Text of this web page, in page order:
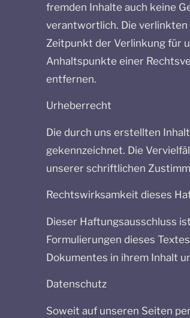
fremden Inhalte auch keine
verantwortlich. Die
Zeitpunkt der Verlinkung für
Anhaltspunkte einer
entfernen.
Urheberrecht
Die durch uns erstellten
gekennzeichnet. Die
unserer schriftlichen
Rechtswirksamkeit dieses
Dieser Haftungsausschluss
Formulierungen dieses
Dokumentes in ihrem Inhalt
Datenschutz
Soweit auf unseren Seiten